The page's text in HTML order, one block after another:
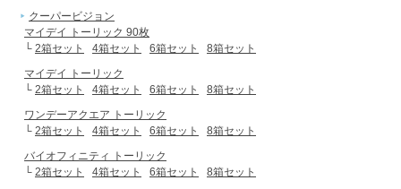
クーパービジョン
マイデイ トーリック 90枚
└ 2箱セット 4箱セット 6箱セット
8箱セット
マイデイ トーリック
└ 2箱セット 4箱セット 6箱セット
8箱セット
ワンデーアクエア トーリック
└ 2箱セット 4箱セット 6箱セット
8箱セット
バイオフィニティ トーリック
└ 2箱セット 4箱セット 6箱セット
8箱セット